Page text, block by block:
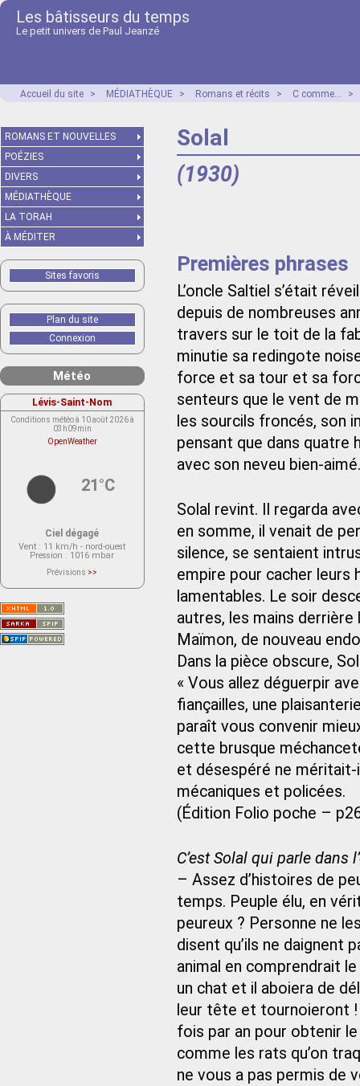
Les bâtisseurs du temps
Le petit univers de Paul Jeanzé
Accueil du site > MÉDIATHÈQUE > Romans et récits > C comme... >
Solal
(1930)
Premières phrases
L’oncle Saltiel s’était
depuis de nombreuses
travers sur le toit de la
minutie sa redingote
force et sa tour et sa
senteurs que le vent de
les sourcils froncés, son
pensant que dans quatre
avec son neveu bien-aimé.
Solal revint. Il regarda
en somme, il venait de
silence, se sentaient
empire pour cacher leurs
lamentables. Le soir
autres, les mains derrière
Maïmon, de nouveau
Dans la pièce obscure,
« Vous allez déguerpir
fiançailles, une
paraît vous convenir
cette brusque
et désespéré ne
mécaniques et policées.
(Édition Folio poche –
C’est Solal qui parle dans
– Assez d’histoires de
temps. Peuple élu, en
peureux ? Personne ne
disent qu’ils ne daignent
animal en comprendrait
un chat et il aboiera de
leur tête et tournoieront
fois par an pour obtenir le
comme les rats qu’on
ne vous a pas permis de
ROMANS ET NOUVELLES
POÉZIES
DIVERS
MÉDIATHÈQUE
LA TORAH
À MÉDITER
Sites favoris
Plan du site
Connexion
Météo
Lévis-Saint-Nom
Conditions météo à 10 août 2026 à
03h09min
OpenWeather
21°C
Ciel dégagé
Vent : 11 km/h - nord-ouest
Pression : 1016 mbar
Prévisions >>
actuellement aucune prévision
Saint-Nom.
Veuillez consulter le message du
service ci-dessous.
(401 - Invalid API key. Please see
https://openweathermap.org/faq#error401